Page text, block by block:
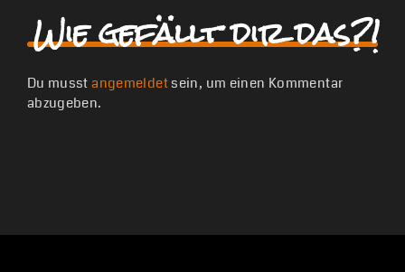
Wie gefällt dir das?!
Du musstangemeldetsein, um einen Kommentar
abzugeben.